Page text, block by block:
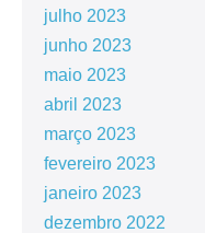
julho 2023
junho 2023
maio 2023
abril 2023
março 2023
fevereiro 2023
janeiro 2023
dezembro 2022